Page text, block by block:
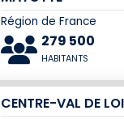
Région de France
279 500
HABITANTS
CENTRE-VAL DE